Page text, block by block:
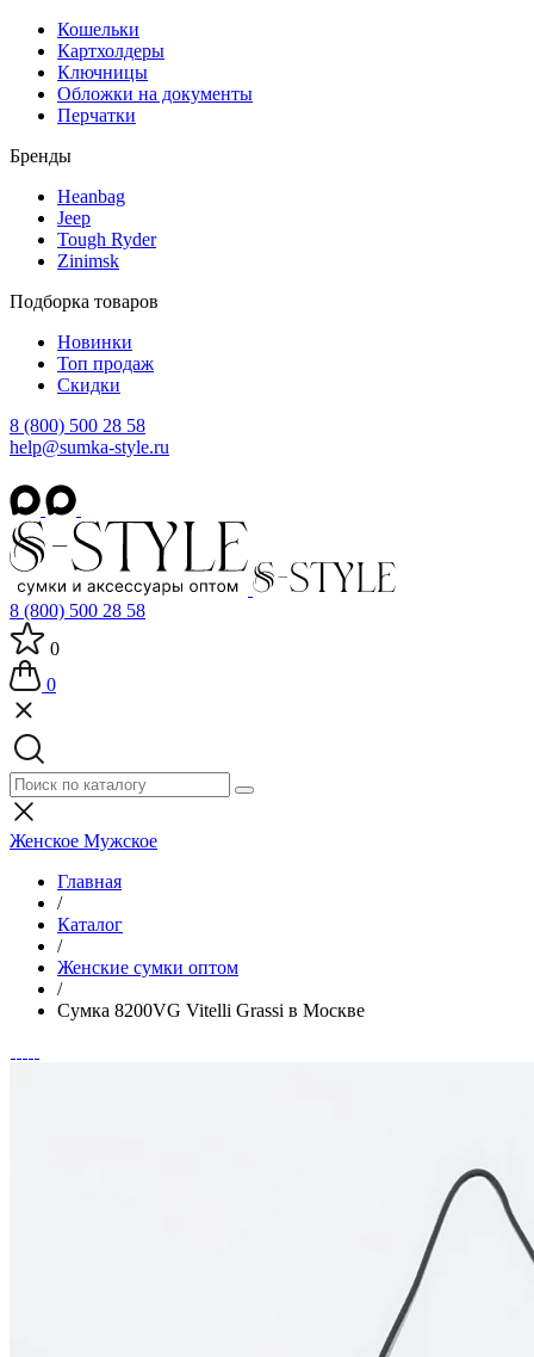
Кошельки
Картхолдеры
Ключницы
Обложки на документы
Перчатки
Бренды
Heanbag
Jeep
Tough Ryder
Zinimsk
Подборка товаров
Новинки
Топ продаж
Скидки
8 (800) 500 28 58
help@sumka-style.ru
8 (800) 500 28 58
0
0
Женское Мужское
Главная
/
Каталог
/
Женские сумки оптом
/
Сумка 8200VG Vitelli Grassi в Москве